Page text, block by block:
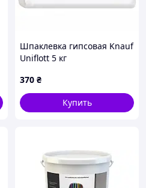
Шпаклевка гипсовая Knauf
Uniflott 5 кг
370 ₴
Купить